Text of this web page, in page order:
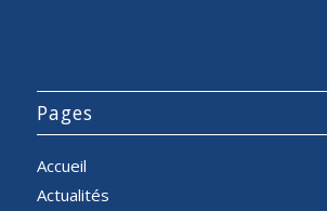
Pages
Accueil
Actualités